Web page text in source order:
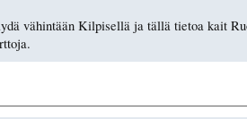
vähintään Kilpisellä ja tällä tietoa kait